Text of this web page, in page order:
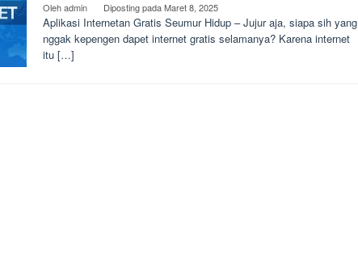
Olehadmin Diposting padaMaret 8, 2025
Aplikasi Internetan Gratis Seumur Hidup – Jujur aja, siapa sih yang
nggak kepengen dapet internet gratis selamanya? Karena internet
itu […]